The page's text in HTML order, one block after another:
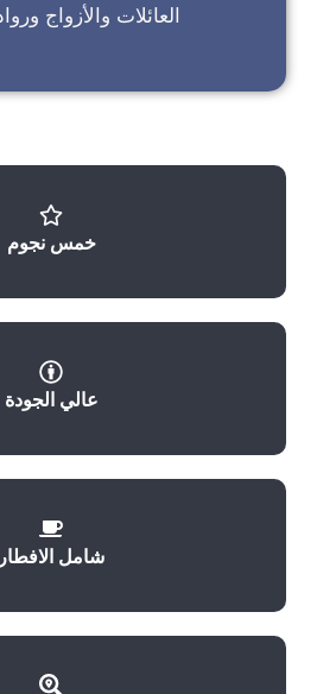
العائلات والأزواج
خمس نجوم
عالي الجودة
شامل الافطار